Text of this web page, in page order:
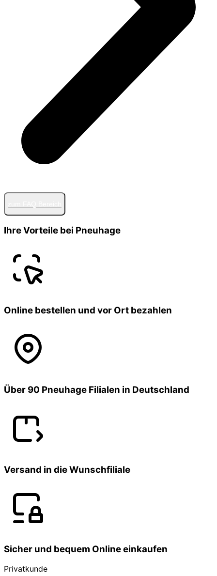
Ihre Vorteile bei Pneuhage
Online bestellen und vor Ort bezahlen
Über 90 Pneuhage Filialen in Deutschland
Versand in die Wunschfiliale
Sicher und bequem Online einkaufen
Privatkunde